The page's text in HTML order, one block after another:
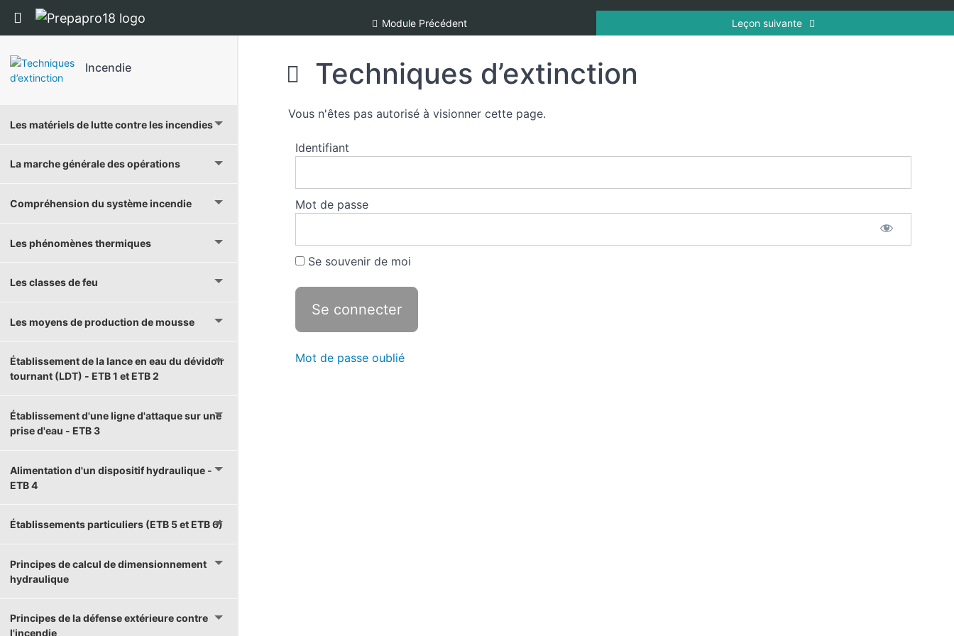
Return to cours: Incendie Module Précédent Leçon suivante
Incendie
Les matériels de lutte contre les incendies
La marche générale des opérations
Compréhension du système incendie
Les phénomènes thermiques
Les classes de feu
Les moyens de production de mousse
Établissement de la lance en eau du dévidoir
tournant (LDT) - ETB 1 et ETB 2
Établissement d'une ligne d'attaque sur une
prise d'eau - ETB 3
Alimentation d'un dispositif hydraulique -
ETB 4
Établissements particuliers (ETB 5 et ETB 6)
Principes de calcul de dimensionnement
hydraulique
Principes de la défense extérieure contre
l'incendie
Techniques d’extinction
Vous n'êtes pas autorisé à visionner cette page.
Identifiant
Mot de passe
Se souvenir de moi
Mot de passe oublié
Panneau de gestion des cookies